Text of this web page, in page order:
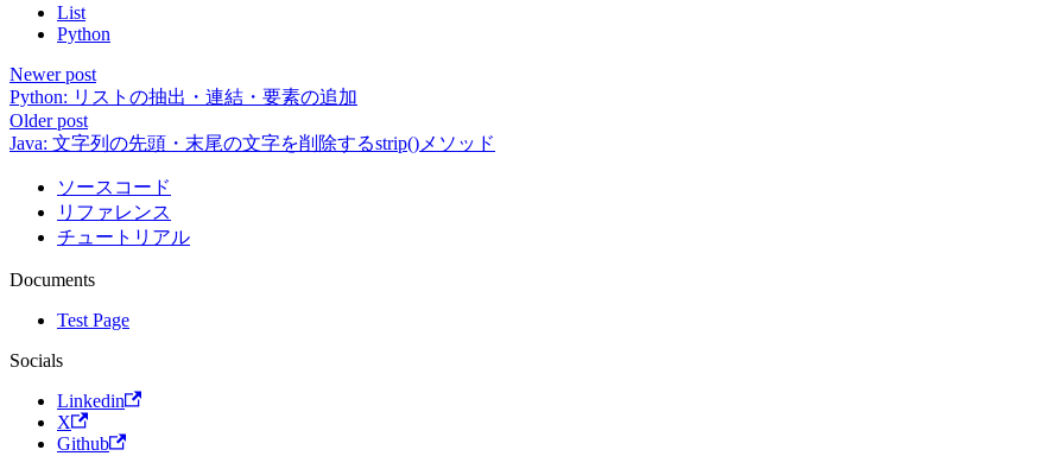
List
Python
Newer post
Python: リストの抽出・連結・要素の追加
Older post
Java: 文字列の先頭・末尾の文字を削除するstrip()メソッド
ソースコード
リファレンス
チュートリアル
Documents
Test Page
Socials
Linkedin
X
Github